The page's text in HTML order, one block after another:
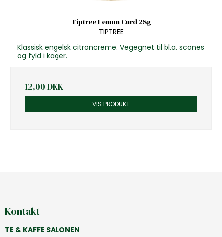
Tiptree Lemon Curd 28g
TIPTREE
Klassisk engelsk citroncreme. Vegegnet til bl.a. scones
og fyld i kager.
12,00 DKK
VIS PRODUKT
Kontakt
TE & KAFFE SALONEN